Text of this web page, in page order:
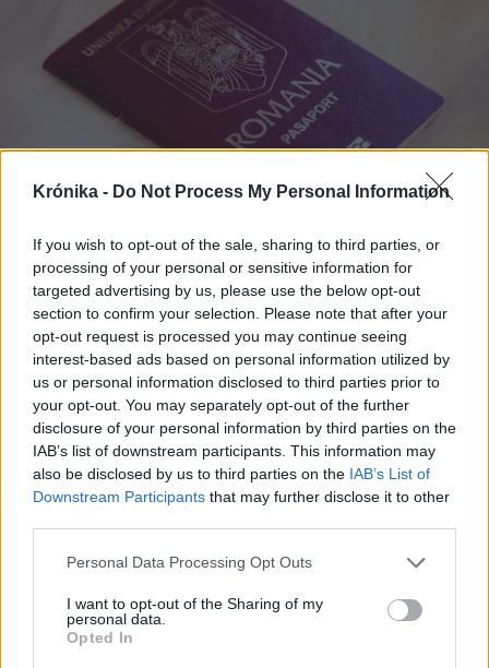
Krónika - Do Not Process My Personal Information
If you wish to opt-out of the sale, sharing to third parties, or
processing of your personal or sensitive information for
targeted advertising by us, please use the below opt-out
section to confirm your selection. Please note that after your
opt-out request is processed you may continue seeing
interest-based ads based on personal information utilized by
us or personal information disclosed to third parties prior to
your opt-out. You may separately opt-out of the further
disclosure of your personal information by third parties on the
IAB’s list of downstream participants. This information may
also be disclosed by us to third parties on the IAB’s List of
Downstream Participants that may further disclose it to other
Personal Data Processing Opt Outs
I want to opt-out of the Sharing of my
personal data.
Opted In
2025. december 18., csütörtök
Honosítási csalással kapcsolatos
ügyben zajlik eljárás, orosz
állampolgárok is érintettek